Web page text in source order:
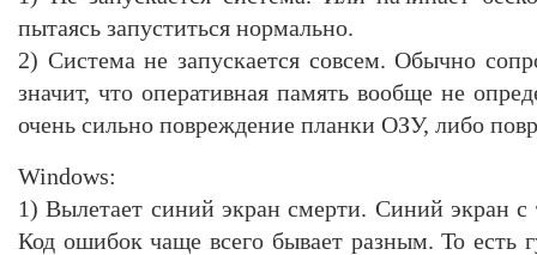
пытаясь запуститься нормально.
2) Система не запускается совсем. Обычно
значит, что оперативная память вообще не
очень сильно повреждение планки ОЗУ, либо
Windows:
1) Вылетает синий экран смерти. Синий экран
Код ошибок чаще всего бывает разным. То есть